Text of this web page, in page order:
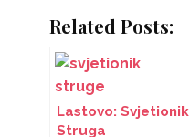
Related Posts:
Lastovo: Svjetionik
Struga